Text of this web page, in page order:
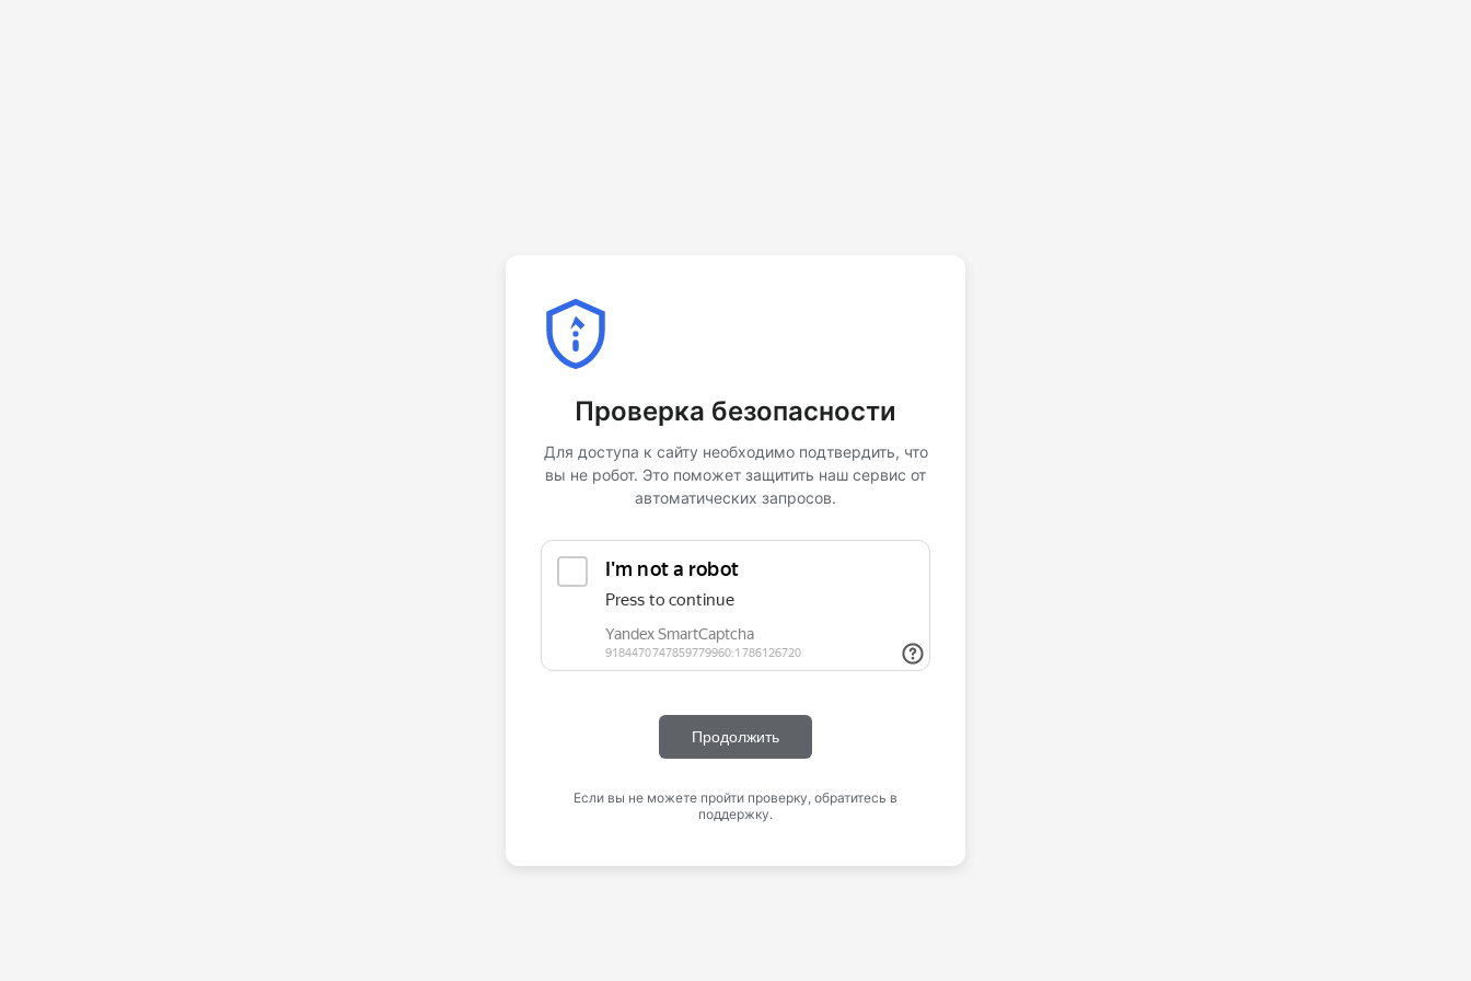
Проверка безопасности
Для доступа к сайту необходимо подтвердить, что
вы не робот. Это поможет защитить наш сервис от
автоматических запросов.
Продолжить
Если вы не можете пройти проверку, обратитесь в
поддержку.